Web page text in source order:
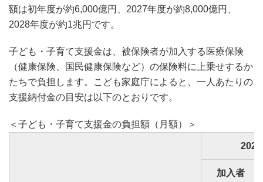
額は初年度が約6,000億円、2027年度が約8,000億円、
2028年度が約1兆円です。
子ども・子育て支援金は、被保険者が加入する医療保険
（健康保険、国民健康保険など）の保険料に上乗せするか
たちで負担します。こども家庭庁によると、一人あたりの
支援納付金の目安は以下のとおりです。
＜子ども・子育て支援金の負担額（月額）＞
加入者